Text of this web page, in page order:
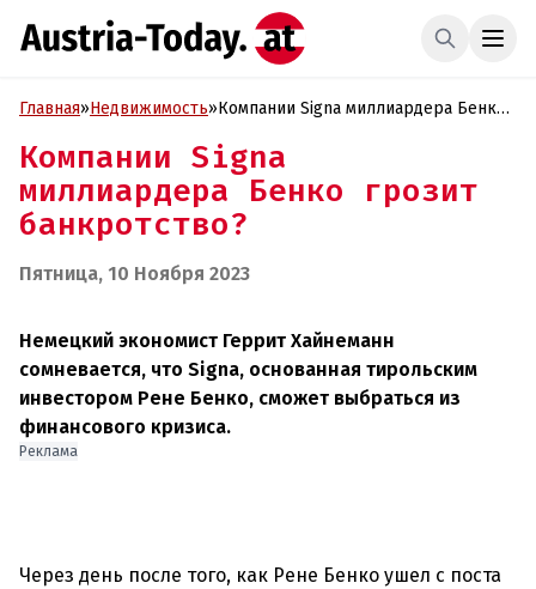
Главная»Недвижимость»Компании Signa миллиардера Бенко
Компании Signa
миллиардера Бенко грозит
банкротство?
Пятница, 10 Ноября 2023
Немецкий экономист Геррит Хайнеманн
сомневается, что Signa, основанная тирольским
инвестором Рене Бенко, сможет выбраться из
финансового кризиса.
Реклама
Через день после того, как Рене Бенко ушел с поста